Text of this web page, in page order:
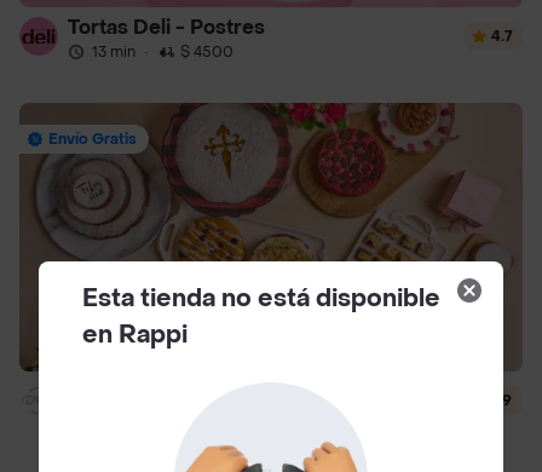
Tortas Deli - Postres
13 min · $ 4500
4.7
Envío Gratis
Dlili By Liliana Arango
$ 4500
4.9
Esta tienda no está disponible
en Rappi